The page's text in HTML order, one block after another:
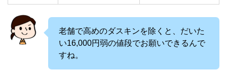
老舗で高めのダスキンを除くと、だいた
い16,000円弱の値段でお願いできるんで
すね。